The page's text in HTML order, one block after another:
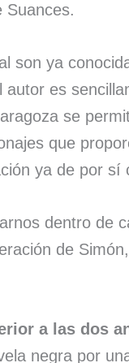
Suances.
son ya
es
se
que
ya de por sí
dentro de
de
a las dos
negra por